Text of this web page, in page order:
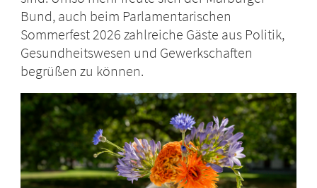
Bund, auch beim Parlamentarischen
Sommerfest 2026 zahlreiche Gäste aus Politik,
Gesundheitswesen und Gewerkschaften
begrüßen zu können.